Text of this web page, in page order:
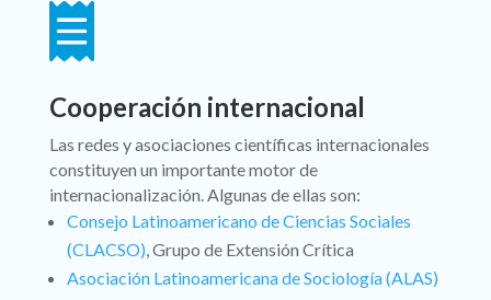

Cooperación internacional
Las redes y asociaciones científicas internacionales
constituyen un importante motor de
internacionalización. Algunas de ellas son:
Consejo Latinoamericano de Ciencias Sociales
(CLACSO), Grupo de Extensión Crítica
Asociación Latinoamericana de Sociología (ALAS)